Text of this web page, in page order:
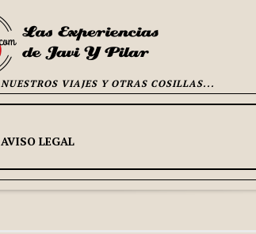
NUESTROS VIAJES Y OTRAS COSILLAS...
AVISO LEGAL